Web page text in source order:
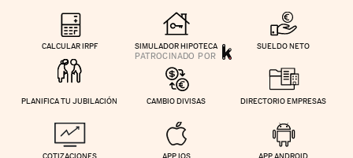
CALCULAR IRPF SIMULADOR HIPOTECA SUELDO NETO
PLANIFICA TU JUBILACIÓN CAMBIO DIVISAS DIRECTORIO EMPRESAS
COTIZACIONES APP IOS APP ANDROID